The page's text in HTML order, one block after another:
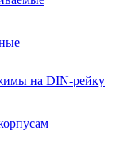
на DIN-рейку